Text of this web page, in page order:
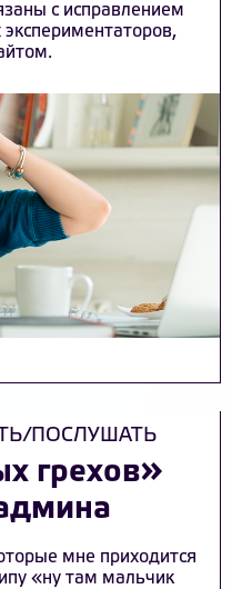
с исправлением
ПОСЛУШАТЬ
грехов»
мне приходится
«ну там мальчик